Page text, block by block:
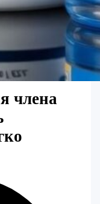
члена